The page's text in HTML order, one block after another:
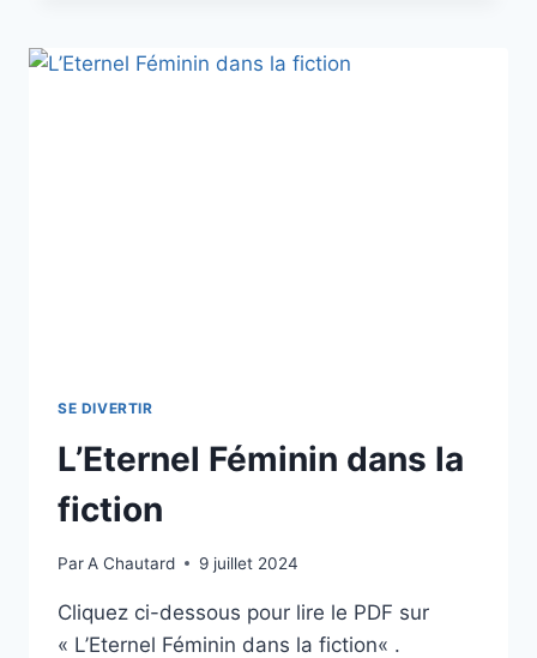
SE DIVERTIR
L’Eternel Féminin dans la
fiction
ParA Chautard 9 juillet 2024
Cliquez ci-dessous pour lire le PDF sur
« L’Eternel Féminin dans la fiction« .